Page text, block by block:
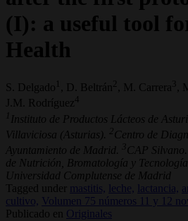
(I): a useful tool
Health
S. Delgado 1 , D. Beltrán , M. Carrera 3 ,
J.M. Rodríguez4
1 Instituto de Productos Lácteos de
Villaviciosa (Asturias).
2Centro de
Ayuntamiento de Madrid.
3CAP
de Nutrición, Bromatología y
Universidad Complutense de Madrid
Tagged under
mastitis, leche, lactancia,
cultivo,
Volumen 75 números 11 y 12
Publicado en
Originales